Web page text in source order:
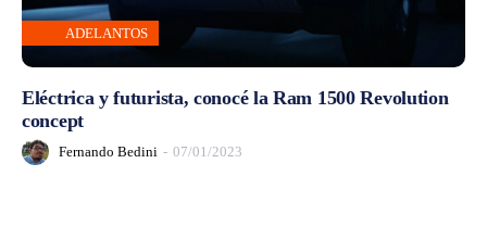
ADELANTOS
Eléctrica y futurista, conocé la Ram 1500 Revolution
concept
Fernando Bedini - 07/01/2023